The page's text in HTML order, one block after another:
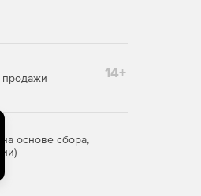
14+
основе сбора,